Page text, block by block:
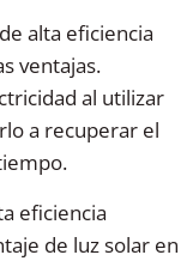
alta eficiencia
ventajas.
al utilizar
a recuperar el
eficiencia
de luz solar en